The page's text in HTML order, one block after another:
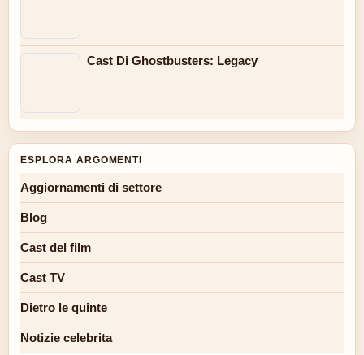
Cast Di Ghostbusters: Legacy
ESPLORA ARGOMENTI
Aggiornamenti di settore
Blog
Cast del film
Cast TV
Dietro le quinte
Notizie celebrita